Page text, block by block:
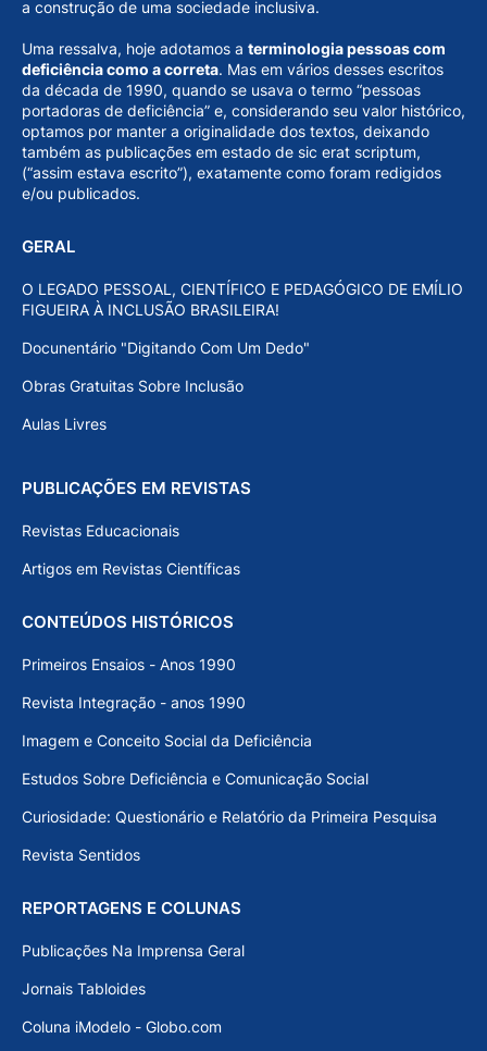
a construção de uma sociedade inclusiva.
Uma ressalva, hoje adotamos a terminologia pessoas com
deficiência como a correta. Mas em vários desses escritos
da década de 1990, quando se usava o termo “pessoas
portadoras de deficiência” e, considerando seu valor histórico,
optamos por manter a originalidade dos textos, deixando
também as publicações em estado de sic erat scriptum,
(“assim estava escrito”), exatamente como foram redigidos
e/ou publicados.
GERAL
O LEGADO PESSOAL, CIENTÍFICO E PEDAGÓGICO DE EMÍLIO
FIGUEIRA À INCLUSÃO BRASILEIRA!
Docunentário "Digitando Com Um Dedo"
Obras Gratuitas Sobre Inclusão
Aulas Livres
PUBLICAÇÕES EM REVISTAS
Revistas Educacionais
Artigos em Revistas Científicas
CONTEÚDOS HISTÓRICOS
Primeiros Ensaios - Anos 1990
Revista Integração - anos 1990
Imagem e Conceito Social da Deficiência
Estudos Sobre Deficiência e Comunicação Social
Curiosidade: Questionário e Relatório da Primeira Pesquisa
Revista Sentidos
REPORTAGENS E COLUNAS
Publicações Na Imprensa Geral
Jornais Tabloides
Coluna iModelo - Globo.com